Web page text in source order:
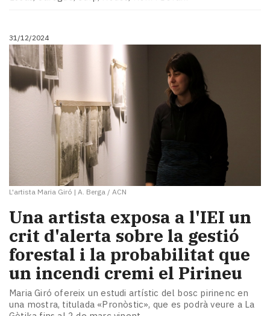
31/12/2024
L'artista Maria Giró | A. Berga / ACN
Una artista exposa a l'IEI un
crit d'alerta sobre la gestió
forestal i la probabilitat que
un incendi cremi el Pirineu
Maria Giró ofereix un estudi artístic del bosc pirinenc en
una mostra, titulada «Pronòstic», que es podrà veure a La